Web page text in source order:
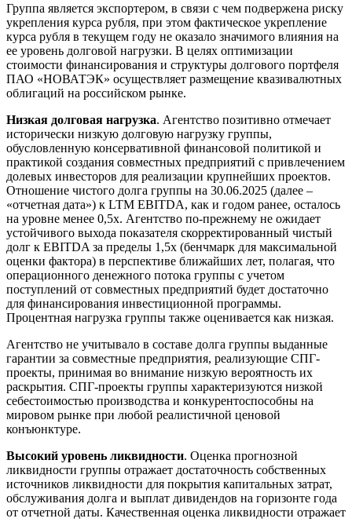
Группа является экспортером, в связи с чем подвержена риску
укрепления курса рубля, при этом фактическое укрепление
курса рубля в текущем году не оказало значимого влияния на
ее уровень долговой нагрузки. В целях оптимизации
стоимости финансирования и структуры долгового портфеля
ПАО «НОВАТЭК» осуществляет размещение квазивалютных
облигаций на российском рынке.
Низкая долговая нагрузка. Агентство позитивно отмечает
исторически низкую долговую нагрузку группы,
обусловленную консервативной финансовой политикой и
практикой создания совместных предприятий с привлечением
долевых инвесторов для реализации крупнейших проектов.
Отношение чистого долга группы на 30.06.2025 (далее –
«отчетная дата») к LTM EBITDA, как и годом ранее, осталось
на уровне менее 0,5х. Агентство по-прежнему не ожидает
устойчивого выхода показателя скорректированный чистый
долг к EBITDA за пределы 1,5х (бенчмарк для максимальной
оценки фактора) в перспективе ближайших лет, полагая, что
операционного денежного потока группы с учетом
поступлений от совместных предприятий будет достаточно
для финансирования инвестиционной программы.
Процентная нагрузка группы также оценивается как низкая.
Агентство не учитывало в составе долга группы выданные
гарантии за совместные предприятия, реализующие СПГ-
проекты, принимая во внимание низкую вероятность их
раскрытия. СПГ-проекты группы характеризуются низкой
себестоимостью производства и конкурентоспособны на
мировом рынке при любой реалистичной ценовой
конъюнктуре.
Высокий уровень ликвидности. Оценка прогнозной
ликвидности группы отражает достаточность собственных
источников ликвидности для покрытия капитальных затрат,
обслуживания долга и выплат дивидендов на горизонте года
от отчетной даты. Качественная оценка ликвидности отражает